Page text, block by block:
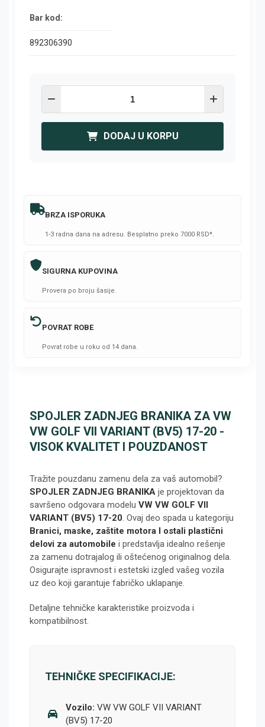
Bar kod:
892306390
DODAJ U KORPU
BRZA ISPORUKA
1-3 radna dana na adresu. Besplatno preko 7000 RSD*.
SIGURNA KUPOVINA
Provera po broju šasije.
POVRAT ROBE
Povrat robe u roku od 14 dana.
SPOJLER ZADNJEG BRANIKA ZA VW
VW GOLF VII VARIANT (BV5) 17-20 -
VISOK KVALITET I POUZDANOST
Tražite pouzdanu zamenu dela za vaš automobil?
SPOJLER ZADNJEG BRANIKA je projektovan da
savršeno odgovara modelu VW VW GOLF VII
VARIANT (BV5) 17-20. Ovaj deo spada u kategoriju
Branici, maske, zaštite motora I ostali plastični
delovi za automobile i predstavlja idealno rešenje
za zamenu dotrajalog ili oštećenog originalnog dela.
Osigurajte ispravnost i estetski izgled vašeg vozila
uz deo koji garantuje fabričko uklapanje.
Detaljne tehničke karakteristike proizvoda i
kompatibilnost.
TEHNIČKE SPECIFIKACIJE:
Vozilo: VW VW GOLF VII VARIANT
(BV5) 17-20